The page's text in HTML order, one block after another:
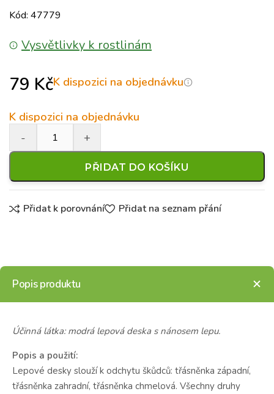
Kód: 47779
Vysvětlivky k rostlinám
79 KčK dispozici na objednávku
K dispozici na objednávku
PŘIDAT DO KOŠÍKU
Přidat k porovnání Přidat na seznam přání
Popis produktu
Účinná látka: modrá lepová deska s nánosem lepu.
Popis a použití:
Lepové desky slouží k odchytu škůdců: třásněnka západní,
třásněnka zahradní, třásněnka chmelová. Všechny druhy